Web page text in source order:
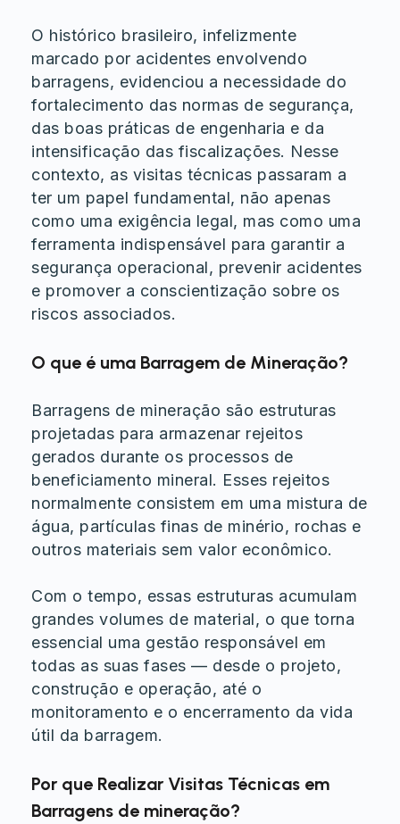
O histórico brasileiro, infelizmente
marcado por acidentes envolvendo
barragens, evidenciou a necessidade do
fortalecimento das normas de segurança,
das boas práticas de engenharia e da
intensificação das fiscalizações. Nesse
contexto, as visitas técnicas passaram a
ter um papel fundamental, não apenas
como uma exigência legal, mas como uma
ferramenta indispensável para garantir a
segurança operacional, prevenir acidentes
e promover a conscientização sobre os
riscos associados.
O que é uma Barragem de Mineração?
Barragens de mineração são estruturas
projetadas para armazenar rejeitos
gerados durante os processos de
beneficiamento mineral. Esses rejeitos
normalmente consistem em uma mistura de
água, partículas finas de minério, rochas e
outros materiais sem valor econômico.
Com o tempo, essas estruturas acumulam
grandes volumes de material, o que torna
essencial uma gestão responsável em
todas as suas fases — desde o projeto,
construção e operação, até o
monitoramento e o encerramento da vida
útil da barragem.
Por que Realizar Visitas Técnicas em
Barragens de mineração?